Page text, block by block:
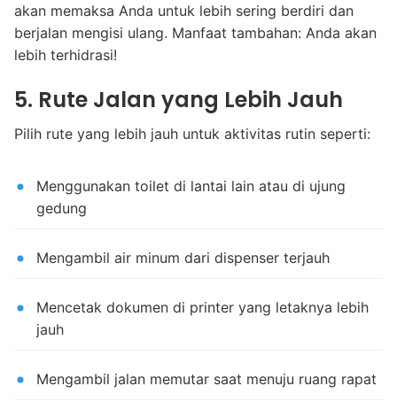
akan memaksa Anda untuk lebih sering berdiri dan
berjalan mengisi ulang. Manfaat tambahan: Anda akan
lebih terhidrasi!
5. Rute Jalan yang Lebih Jauh
Pilih rute yang lebih jauh untuk aktivitas rutin seperti:
Menggunakan toilet di lantai lain atau di ujung
gedung
Mengambil air minum dari dispenser terjauh
Mencetak dokumen di printer yang letaknya lebih
jauh
Mengambil jalan memutar saat menuju ruang rapat